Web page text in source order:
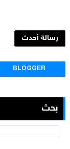
رسالة أحدث
BLOGGER
بحث